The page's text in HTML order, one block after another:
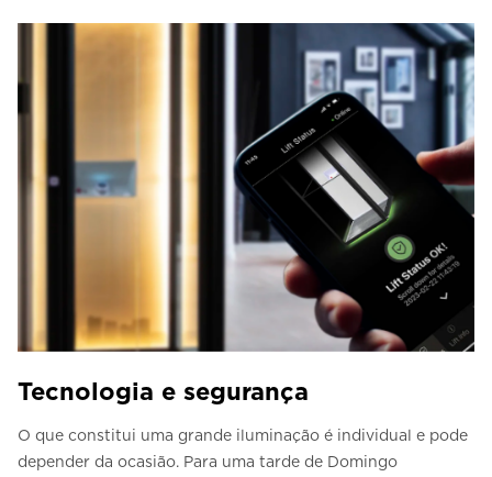
Tecnologia e segurança
O que constitui uma grande iluminação é individual e pode
depender da ocasião. Para uma tarde de Domingo